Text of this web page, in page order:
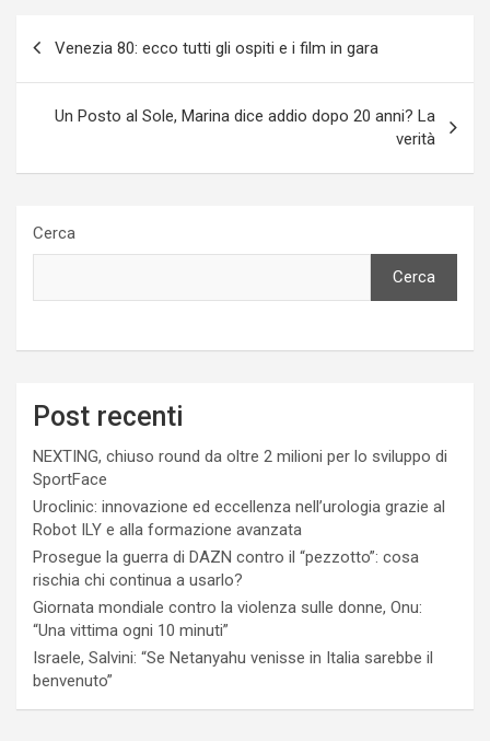
Venezia 80: ecco tutti gli ospiti e i film in gara
Un Posto al Sole, Marina dice addio dopo 20 anni? La
verità
Cerca
Cerca
Post recenti
NEXTING, chiuso round da oltre 2 milioni per lo sviluppo di
SportFace
Uroclinic: innovazione ed eccellenza nell’urologia grazie al
Robot ILY e alla formazione avanzata
Prosegue la guerra di DAZN contro il “pezzotto”: cosa
rischia chi continua a usarlo?
Giornata mondiale contro la violenza sulle donne, Onu:
“Una vittima ogni 10 minuti”
Israele, Salvini: “Se Netanyahu venisse in Italia sarebbe il
benvenuto”